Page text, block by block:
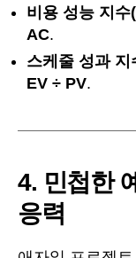
비용 성능 지수
AC.
스케줄 성과 지
EV ÷ PV.
4. 민첩한
응력